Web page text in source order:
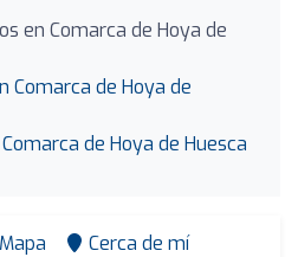
en Comarca de Hoya de
Comarca de Hoya de
de Hoya de Huesca
Mapa
Cerca de mí